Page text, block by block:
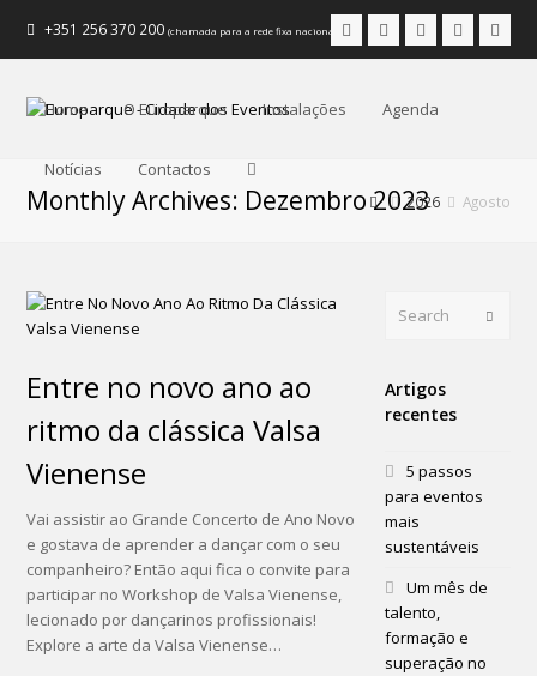
+351 256 370 200(chamada para a rede fixa nacional) FacebookInstagram
LinkedInYoutube
Home O Europarque Instalações Agenda
Notícias Contactos
Monthly Archives: Dezembro 2023
2026 Agosto
Entre no novo ano ao
ritmo da clássica Valsa
Vienense
Vai assistir ao Grande Concerto de Ano Novo
e gostava de aprender a dançar com o seu
companheiro? Então aqui fica o convite para
participar no Workshop de Valsa Vienense,
lecionado por dançarinos profissionais!
Explore a arte da Valsa Vienense…
Artigos
recentes
5 passos
para eventos
mais
sustentáveis
Um mês de
talento,
formação e
superação no